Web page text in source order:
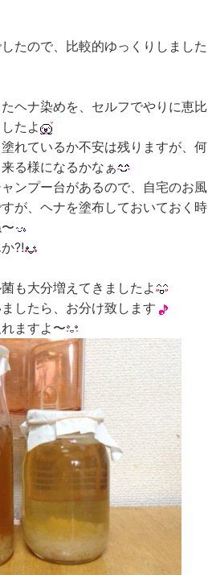
たので、比較的ゆっくりしました
ヘナ染めを、セルフでやりに恵比
たよ
れているか不安は残りますが、何
る様になるかなぁ
ンプー台があるので、自宅のお風
が、ヘナを塗布しておいておく時
⁈
も大分増えてきましたよ
したら、お分け致します
ますよ〜